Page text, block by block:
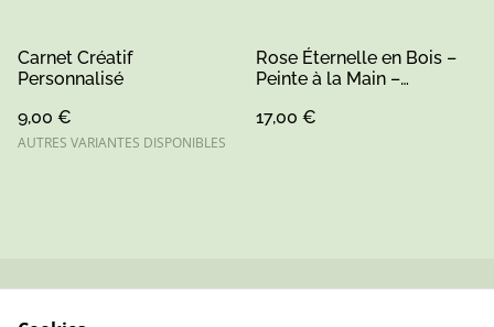
Carnet Créatif
Personnalisé
9,00 €
AUTRES VARIANTES DISPONIBLES
Rose Éternelle en Bois –
Peinte à la Main –
17,00 €